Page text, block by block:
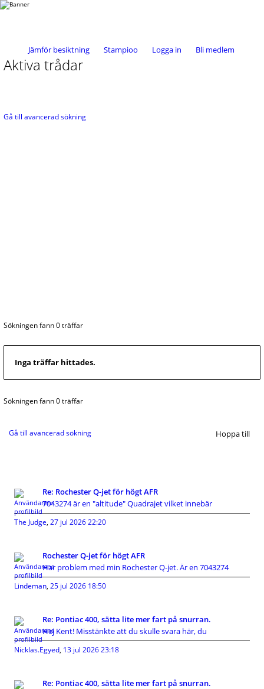
Jämför besiktning Stampioo Logga in Bli medlem
Aktiva trådar
Gå till avancerad sökning
Sökningen fann 0 träffar
Inga träffar hittades.
Sökningen fann 0 träffar
Gå till avancerad sökning Hoppa till
Re: Rochester Q-jet för högt AFR
7043274 är en "altitude" Quadrajet vilket innebär
The Judge, 27 jul 2026 22:20
Rochester Q-jet för högt AFR
Har problem med min Rochester Q-jet. Är en 7043274
Lindeman, 25 jul 2026 18:50
Re: Pontiac 400, sätta lite mer fart på snurran.
Hej Kent! Misstänkte att du skulle svara här, du
Nicklas.Egyed, 13 jul 2026 23:18
Re: Pontiac 400, sätta lite mer fart på snurran.